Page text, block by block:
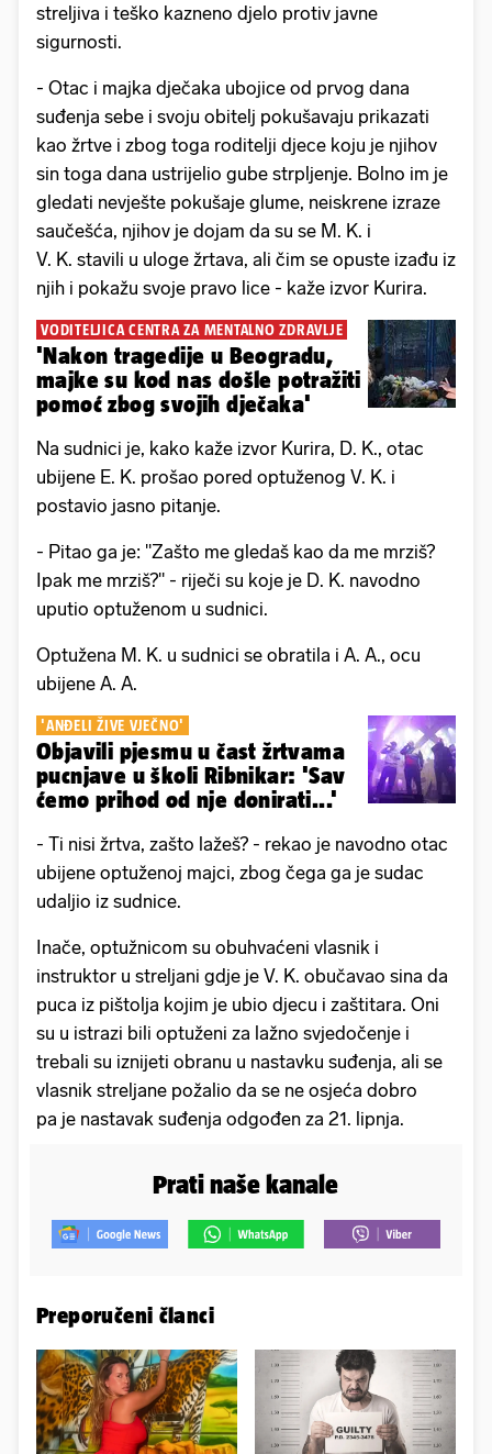
streljiva i teško kazneno djelo protiv javne
sigurnosti.
- Otac i majka dječaka ubojice od prvog dana
suđenja sebe i svoju obitelj pokušavaju prikazati
kao žrtve i zbog toga roditelji djece koju je njihov
sin toga dana ustrijelio gube strpljenje. Bolno im je
gledati nevješte pokušaje glume, neiskrene izraze
saučešća, njihov je dojam da su se M. K. i
V. K. stavili u uloge žrtava, ali čim se opuste izađu iz
njih i pokažu svoje pravo lice - kaže izvor Kurira.
VODITELJICA CENTRA ZA MENTALNO ZDRAVLJE
'Nakon tragedije u Beogradu,
majke su kod nas došle potražiti
pomoć zbog svojih dječaka'
Na sudnici je, kako kaže izvor Kurira, D. K., otac
ubijene E. K. prošao pored optuženog V. K. i
postavio jasno pitanje.
- Pitao ga je: "Zašto me gledaš kao da me mrziš?
Ipak me mrziš?" - riječi su koje je D. K. navodno
uputio optuženom u sudnici.
Optužena M. K. u sudnici se obratila i A. A., ocu
ubijene A. A.
'ANĐELI ŽIVE VJEČNO'
Objavili pjesmu u čast žrtvama
pucnjave u školi Ribnikar: 'Sav
ćemo prihod od nje donirati...'
- Ti nisi žrtva, zašto lažeš? - rekao je navodno otac
ubijene optuženoj majci, zbog čega ga je sudac
udaljio iz sudnice.
Inače, optužnicom su obuhvaćeni vlasnik i
instruktor u streljani gdje je V. K. obučavao sina da
puca iz pištolja kojim je ubio djecu i zaštitara. Oni
su u istrazi bili optuženi za lažno svjedočenje i
trebali su iznijeti obranu u nastavku suđenja, ali se
vlasnik streljane požalio da se ne osjeća dobro
pa je nastavak suđenja odgođen za 21. lipnja.
Prati naše kanale
Preporučeni članci